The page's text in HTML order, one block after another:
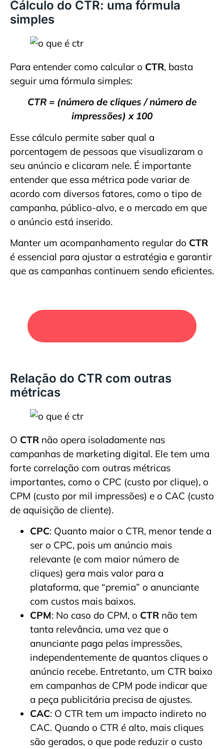
Cálculo do CTR: uma fórmula
simples
Para entender como calcular o CTR, basta
seguir uma fórmula simples:
CTR = (número de cliques / número de
impressões) x 100
Esse cálculo permite saber qual a
porcentagem de pessoas que visualizaram o
seu anúncio e clicaram nele. É importante
entender que essa métrica pode variar de
acordo com diversos fatores, como o tipo de
campanha, público-alvo, e o mercado em que
o anúncio está inserido.
Manter um acompanhamento regular do CTR
é essencial para ajustar a estratégia e garantir
que as campanhas continuem sendo eficientes.
Relação do CTR com outras
métricas
O CTR não opera isoladamente nas
campanhas de marketing digital. Ele tem uma
forte correlação com outras métricas
importantes, como o CPC (custo por clique), o
CPM (custo por mil impressões) e o CAC (custo
de aquisição de cliente).
CPC: Quanto maior o CTR, menor tende a
ser o CPC, pois um anúncio mais
relevante (e com maior número de
cliques) gera mais valor para a
plataforma, que “premia” o anunciante
com custos mais baixos.
CPM: No caso do CPM, o CTR não tem
tanta relevância, uma vez que o
anunciante paga pelas impressões,
independentemente de quantos cliques o
anúncio recebe. Entretanto, um CTR baixo
em campanhas de CPM pode indicar que
a peça publicitária precisa de ajustes.
CAC: O CTR tem um impacto indireto no
CAC. Quando o CTR é alto, mais cliques
são gerados, o que pode reduzir o custo